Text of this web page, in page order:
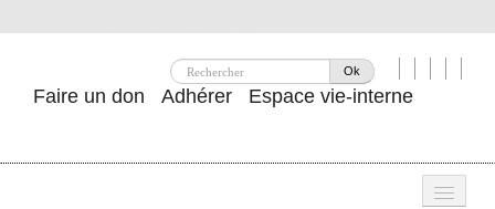
Ok
Faire un don Adhérer Espace vie-interne